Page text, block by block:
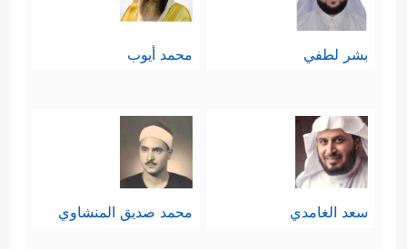
بشر لطفي محمد أيوب
سعد الغامدي محمد صديق المنشاوي